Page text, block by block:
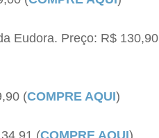
Eudora. Preço: R$ 130,90
(COMPRE AQUI)
(COMPRE AQUI)